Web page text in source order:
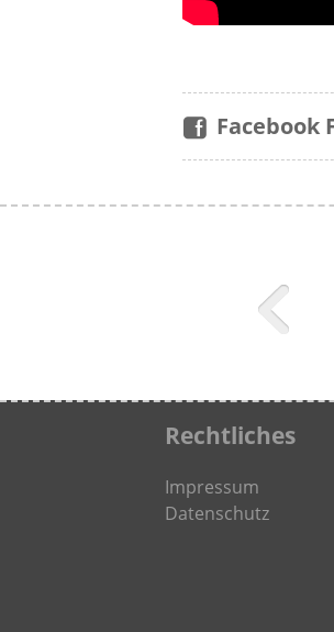
Facebook
Rechtliches
Impressum
Datenschutz